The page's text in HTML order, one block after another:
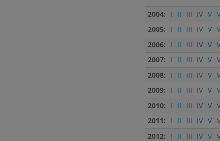
2004: I II III IV V
2005:
I II III IV V
2006:
I II III IV V
2007:
I II III IV V
2008:
I II III IV V
2009:
I II III IV V
2010:
I II III IV V
2011:
I II III IV V
2012:
I II III IV V